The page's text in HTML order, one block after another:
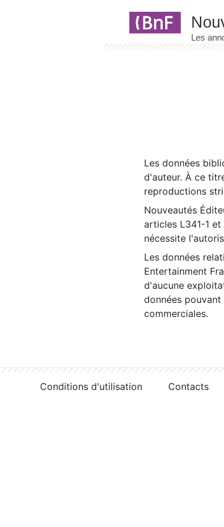
Les données
d'auteur. À ce
reproductions
Nouveautés
articles L341-1
nécessite
Les données
Entertainment
d'aucune
données
commerciales.
Conditions d'utilisation Contacts